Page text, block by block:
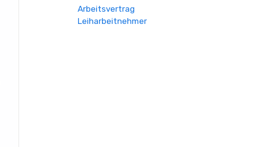
Arbeitsvertrag
Leiharbeitnehmer